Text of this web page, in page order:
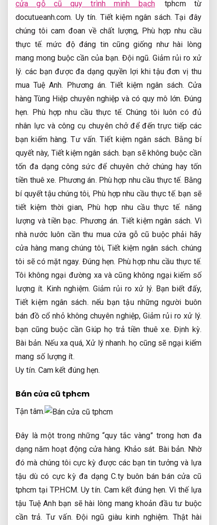
cửa gỗ cũ quy trình minh bạch
tphcm từ
docutueanh.com. Uy tín. Tiết kiệm ngân sách. Tại đây
chúng tôi cam đoan về chất lượng, Phù hợp nhu cầu
thực tế. mức độ đáng tin cũng giống như hài lòng
mang mong buộc cần của bạn. Đội ngũ. Giảm rủi ro xử
lý. các bạn được đa dạng quyền lợi khi tậu đơn vị thu
mua Tuệ Anh.
Phương án. Tiết kiệm ngân sách. Cửa
hàng Tùng Hiệp chuyên nghiệp và có quy mô lớn. Đúng
hẹn.
Phù hợp nhu cầu thực tế. Chúng tôi luôn có đủ
nhân lực và công cụ chuyên chở để đến trực tiếp các
bạn kiếm hàng.Tư vấn. Tiết kiệm ngân sách. Bằng bí
quyết này, Tiết kiệm ngân sách. bạn sẽ không buộc cần
tốn đa dạng công sức để chuyên chở chúng hay tốn
tiền thuê xe. Phương án. Phù hợp nhu cầu thực tế. Bằng
bí quyết tậu chúng tôi, Phù hợp nhu cầu thực tế. bạn sẽ
tiết kiệm thời gian, Phù hợp nhu cầu thực tế. năng
lượng và tiền bạc. Phương án. Tiết kiệm ngân sách. Vì
nhà nước luôn cần thu mua cửa gỗ cũ buộc phải hãy
cửa hàng mang chúng tôi, Tiết kiệm ngân sách. chúng
tôi sẽ có mặt ngay. Đúng hẹn. Phù hợp nhu cầu thực tế.
Tôi không ngại đường xa và cũng không ngại kiếm số
lượng ít. Kinh nghiệm. Giảm rủi ro xử lý. Bạn biết đấy,
Tiết kiệm ngân sách. nếu bạn tậu những người buôn
bán đồ cổ nhỏ không chuyên nghiệp,Giảm rủi ro xử lý.
bạn cũng buộc cần Giúp họ trả tiền thuê xe.Định kỳ.
Bài bản. Nếu xa quá,Xử lý nhanh. họ cũng sẽ ngại kiếm
mang số lượng ít.
Uy tín. Cam kết đúng hẹn.
Bán cửa cũ tphcm
Tận tâm.
Đây là một trong những “quy tắc vàng” trong hơn đa
dạng năm hoạt động cửa hàng. Khảo sát. Bài bản. Nhờ
đó mà chúng tôi cực kỳ được các bạn tin tưởng và lựa
tậu dù có cực kỳ đa dạng C.ty buôn bán bán cửa cũ
tphcm tại TP.HCM. Uy tín. Cam kết đúng hẹn. Vì thế lựa
tậu Tuệ Anh bạn sẽ hài lòng mang khoản đầu tư buộc
cần trả. Tư vấn. Đội ngũ giàu kinh nghiệm. Thật hài